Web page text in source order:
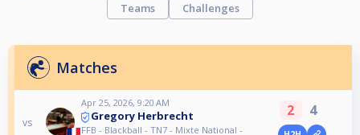
Teams
Challenges
Matches
vs
Apr 25, 2026, 9:20 AM
Gregory Herbrecht
FFB - Blackball - TN7 - Mixte National -
2 4